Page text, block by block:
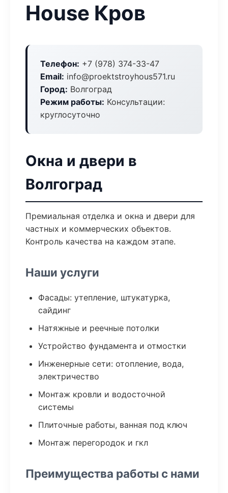
House Кров
Телефон: +7 (978) 374-33-47
Email: info@proektstroyhous571.ru
Город: Волгоград
Режим работы: Консультации:
круглосуточно
Окна и двери в
Волгоград
Премиальная отделка и окна и двери для
частных и коммерческих объектов.
Контроль качества на каждом этапе.
Наши услуги
Фасады: утепление, штукатурка,
сайдинг
Натяжные и реечные потолки
Устройство фундамента и отмостки
Инженерные сети: отопление, вода,
электричество
Монтаж кровли и водосточной
системы
Плиточные работы, ванная под ключ
Монтаж перегородок и гкл
Преимущества работы с нами